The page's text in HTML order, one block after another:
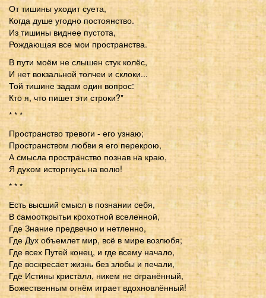
От тишины уходит суета,
Когда душе угодно постоянство.
Из тишины виднее пустота,
Рождающая все мои пространства.
В пути моём не слышен стук колёс,
И нет вокзальной толчеи и склоки...
Той тишине задам один вопрос:
Кто я, что пишет эти строки?"
* * *
Пространство тревоги - его узнаю;
Пространством любви я его перекрою,
А смысла пространство познав на краю,
Я духом исторгнусь на волю!
* * *
Есть высший смысл в познании себя,
В самооткрытьи крохотной вселенной,
Где Знание предвечно и нетленно,
Где Дух объемлет мир, всё в мире возлюбя;
Где всех Путей конец, и где всему начало,
Где воскресает жизнь без злобы и печали,
Где Истины кристалл, никем не огранённый,
Божественным огнём играет вдохновлённый!